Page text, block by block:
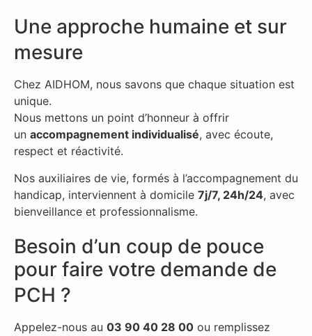
Une approche humaine et sur
mesure
Chez AIDHOM, nous savons que chaque situation est
unique.
Nous mettons un point d’honneur à offrir
un accompagnement individualisé, avec écoute,
respect et réactivité.
Nos auxiliaires de vie, formés à l’accompagnement du
handicap, interviennent à domicile 7j/7, 24h/24, avec
bienveillance et professionnalisme.
Besoin d’un coup de pouce
pour faire votre demande de
PCH ?
Appelez-nous au 03 90 40 28 00 ou remplissez